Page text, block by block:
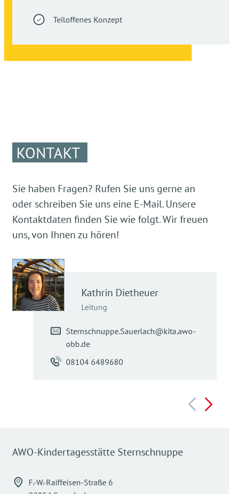
Teiloffenes Konzept
KONTAKT
Sie haben Fragen? Rufen Sie uns gerne an
oder schreiben Sie uns eine E-Mail. Unsere
Kontaktdaten finden Sie wie folgt. Wir freuen
uns, von Ihnen zu hören!
Kathrin Dietheuer
Leitung
Sternschnuppe.Sauerlach@kita.awo-
obb.de
08104 6489680
AWO-Kindertagesstätte Sternschnuppe
F.-W.-Raiffeisen-Straße 6